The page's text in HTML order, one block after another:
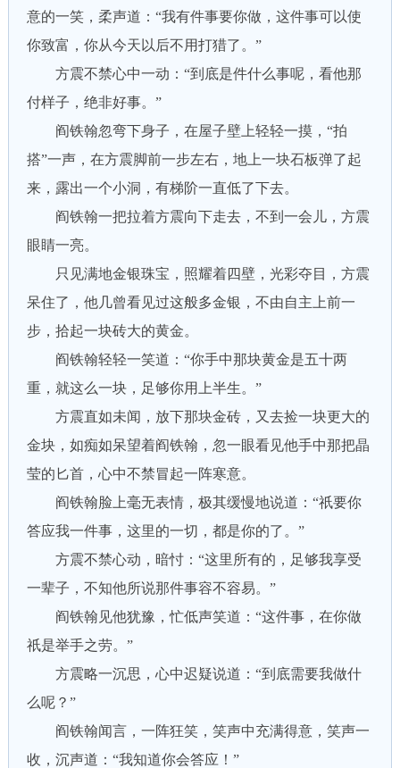
意的一笑，柔声道：“我有件事要你做，这件事可以使
你致富，你从今天以后不用打猎了。”
方震不禁心中一动：“到底是件什么事呢，看他那
付样子，绝非好事。”
阎铁翰忽弯下身子，在屋子壁上轻轻一摸，“拍
搭”一声，在方震脚前一步左右，地上一块石板弹了起
来，露出一个小洞，有梯阶一直低了下去。
阎铁翰一把拉着方震向下走去，不到一会儿，方震
眼睛一亮。
只见满地金银珠宝，照耀着四壁，光彩夺目，方震
呆住了，他几曾看见过这般多金银，不由自主上前一
步，拾起一块砖大的黄金。
阎铁翰轻轻一笑道：“你手中那块黄金是五十两
重，就这么一块，足够你用上半生。”
方震直如未闻，放下那块金砖，又去捡一块更大的
金块，如痴如呆望着阎铁翰，忽一眼看见他手中那把晶
莹的匕首，心中不禁冒起一阵寒意。
阎铁翰脸上毫无表情，极其缓慢地说道：“祇要你
答应我一件事，这里的一切，都是你的了。”
方震不禁心动，暗忖：“这里所有的，足够我享受
一辈子，不知他所说那件事容不容易。”
阎铁翰见他犹豫，忙低声笑道：“这件事，在你做
祇是举手之劳。”
方震略一沉思，心中迟疑说道：“到底需要我做什
么呢？”
阎铁翰闻言，一阵狂笑，笑声中充满得意，笑声一
收，沉声道：“我知道你会答应！”